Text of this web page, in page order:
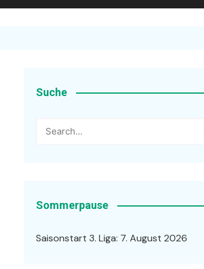
Ex-PreußenSuche
Sommerpause
Saisonstart 3. Liga: 7. August 2026